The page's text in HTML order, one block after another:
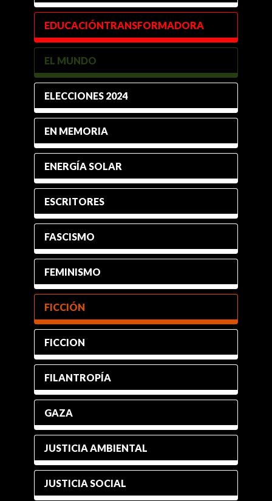
EDUCACIÓNTRANSFORMADORA
EL MUNDO
ELECCIONES 2024
EN MEMORIA
ENERGÍA SOLAR
ESCRITORES
FASCISMO
FEMINISMO
FICCIÓN
FICCION
FILANTROPÍA
GAZA
JUSTICIA AMBIENTAL
JUSTICIA SOCIAL